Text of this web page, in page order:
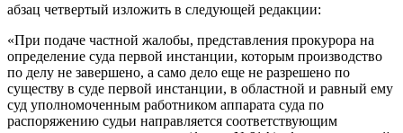
абзац четвертый изложить в следующей редакции:
«При подаче частной жалобы, представления прокурора на
определение суда первой инстанции, которым производство
по делу не завершено, а само дело еще не разрешено по
существу в суде первой инстанции, в областной и равный ему
суд уполномоченным работником аппарата суда по
распоряжению судьи направляется соответствующим